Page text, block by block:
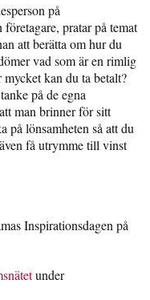
på
pratar på temat
att berätta om hur du
vad som är en rimlig
kan du ta betalt?
på de egna
man brinner för sitt
på lönsamheten så att du
få utrymme till vinst
Inspirationsdagen på
under